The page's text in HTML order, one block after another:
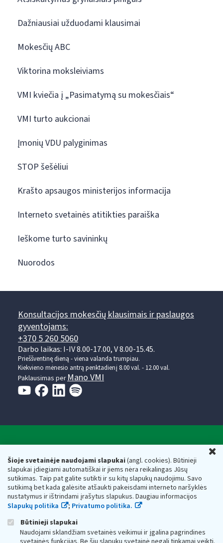
Šioje svetainėje naudojami slapukai(angl. cookies). Būtinieji
slapukai įdiegiami automatiškai ir jiems nėra reikalingas Jūsų
sutikimas. Taip pat galite sutikti ir su kitų slapukų naudojimu. Savo
sutikimą bet kada galėsite atšaukti pakeisdami interneto naršyklės
nustatymus ir ištrindami įrašytus slapukus. Daugiau informacijos
Slapukų politika
; Privatumo politika.
Būtinieji slapukai
Naudojami sklandžiam svetainės veikimui ir įgalina pagrindines
Dažniausiai užduodami klausimai
Mokesčių ABC
Viktorina moksleiviams
VMI kviečia į „Pasimatymą su mokesčiais“
VMI turto aukcionai
Įmonių VDU palyginimas
STOP šešėliui
Krašto apsaugos ministerijos informacija
Interneto svetainės atitikties paraiška
Ieškome turto savininkų
Nuorodos
Konsultacijos mokesčių klausimais ir paslaugos
gyventojams:
+370 5 260 5060
Darbo laikas: I-IV 8.00-17.00, V 8.00-15.45.
Prieššventinę dieną - viena valanda trumpiau.
Kiekvieno mėnesio antrą penktadienį 8.00 val. - 12.00 val.
Paklausimas per Mano VMI
Respublikos finansų ministerijos
Biudžetinė įstaiga. Juridinio asmens kodas — 188659752,
adresas: Vasario 16-osios g. 14, 01107 Vilnius, Lietuva, el.paštas:
vmi@vmi.lt, E. pristatymo dėžutės adresas 188659752
Duomenys apie Valstybinę mokesčių inspekciją prie Lietuvos
Respublikos finansų ministerijos kaupiami ir saugomi Juridinių